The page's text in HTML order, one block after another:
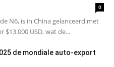
0
N6, is in China gelanceerd met
$13.000 USD, wat de...
de mondiale auto-export